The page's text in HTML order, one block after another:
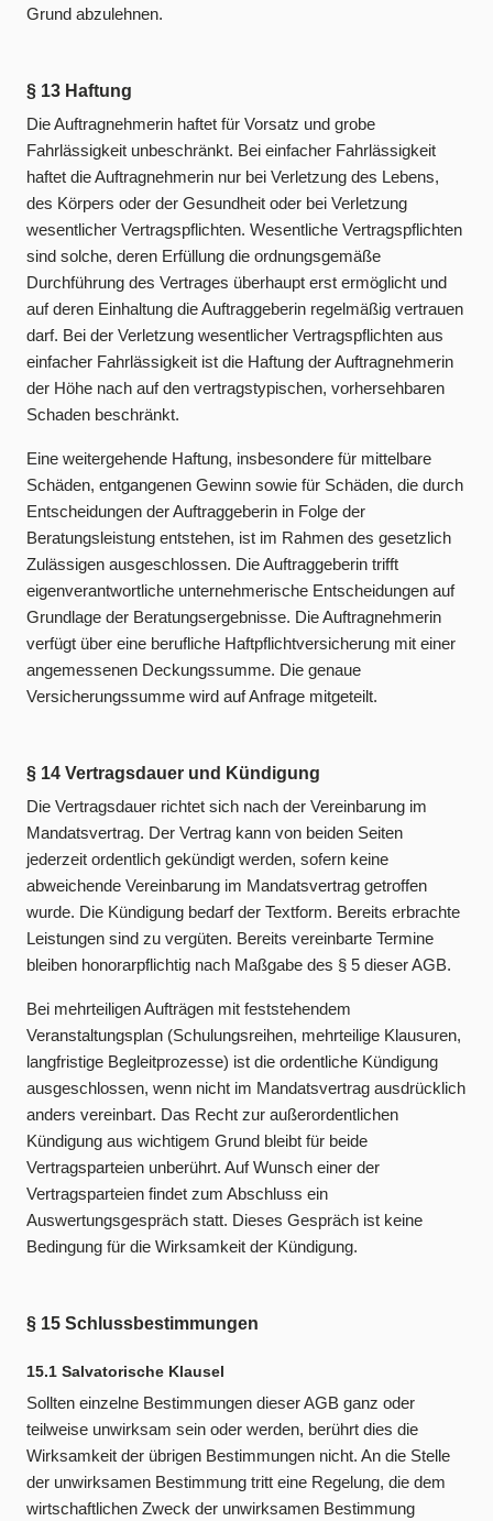
Grund abzulehnen.
§ 13 Haftung
Die Auftragnehmerin haftet für Vorsatz und grobe
Fahrlässigkeit unbeschränkt. Bei einfacher Fahrlässigkeit
haftet die Auftragnehmerin nur bei Verletzung des Lebens,
des Körpers oder der Gesundheit oder bei Verletzung
wesentlicher Vertragspflichten. Wesentliche Vertragspflichten
sind solche, deren Erfüllung die ordnungsgemäße
Durchführung des Vertrages überhaupt erst ermöglicht und
auf deren Einhaltung die Auftraggeberin regelmäßig vertrauen
darf. Bei der Verletzung wesentlicher Vertragspflichten aus
einfacher Fahrlässigkeit ist die Haftung der Auftragnehmerin
der Höhe nach auf den vertragstypischen, vorhersehbaren
Schaden beschränkt.
Eine weitergehende Haftung, insbesondere für mittelbare
Schäden, entgangenen Gewinn sowie für Schäden, die durch
Entscheidungen der Auftraggeberin in Folge der
Beratungsleistung entstehen, ist im Rahmen des gesetzlich
Zulässigen ausgeschlossen. Die Auftraggeberin trifft
eigenverantwortliche unternehmerische Entscheidungen auf
Grundlage der Beratungsergebnisse. Die Auftragnehmerin
verfügt über eine berufliche Haftpflichtversicherung mit einer
angemessenen Deckungssumme. Die genaue
Versicherungssumme wird auf Anfrage mitgeteilt.
§ 14 Vertragsdauer und Kündigung
Die Vertragsdauer richtet sich nach der Vereinbarung im
Mandatsvertrag. Der Vertrag kann von beiden Seiten
jederzeit ordentlich gekündigt werden, sofern keine
abweichende Vereinbarung im Mandatsvertrag getroffen
wurde. Die Kündigung bedarf der Textform. Bereits erbrachte
Leistungen sind zu vergüten. Bereits vereinbarte Termine
bleiben honorarpflichtig nach Maßgabe des § 5 dieser AGB.
Bei mehrteiligen Aufträgen mit feststehendem
Veranstaltungsplan (Schulungsreihen, mehrteilige Klausuren,
langfristige Begleitprozesse) ist die ordentliche Kündigung
ausgeschlossen, wenn nicht im Mandatsvertrag ausdrücklich
anders vereinbart. Das Recht zur außerordentlichen
Kündigung aus wichtigem Grund bleibt für beide
Vertragsparteien unberührt. Auf Wunsch einer der
Vertragsparteien findet zum Abschluss ein
Auswertungsgespräch statt. Dieses Gespräch ist keine
Bedingung für die Wirksamkeit der Kündigung.
§ 15 Schlussbestimmungen
15.1 Salvatorische Klausel
Sollten einzelne Bestimmungen dieser AGB ganz oder
teilweise unwirksam sein oder werden, berührt dies die
Wirksamkeit der übrigen Bestimmungen nicht. An die Stelle
der unwirksamen Bestimmung tritt eine Regelung, die dem
wirtschaftlichen Zweck der unwirksamen Bestimmung